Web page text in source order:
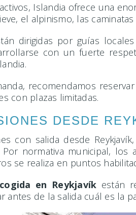
Islandia ofrece una
el alpinismo, las
dirigidas por guías
con un fuerte
recomendamos
con plazas limitadas.
DESDE
con salida desde
normativa municipal,
se realiza en puntos
en Reykjavík están
antes de la salida cuál es la